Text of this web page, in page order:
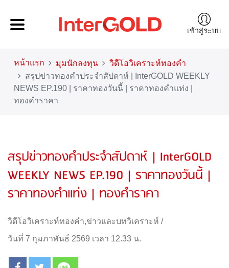
เข้าสู่ระบบ
หน้าแรก มุมนักลงทุน
วิดีโอวิเคราะห์ทองคำ
สรุปข่าวทองคำประจำสัปดาห์ | InterGOLD WEEKLY
NEWS EP.190 | ราคาทองวันนี้ | ราคาทองคำแท่ง |
ทองคำราคา
สรุปข่าวทองคำประจำสัปดาห์ | InterGOLD
WEEKLY NEWS EP.190 | ราคาทองวันนี้ |
ราคาทองคำแท่ง | ทองคำราคา
วิดีโอวิเคราะห์ทองคำ,ข่าวและบทวิเคราะห์ /
วันที่ 7 กุมภาพันธ์ 2569 เวลา 12.33 น.